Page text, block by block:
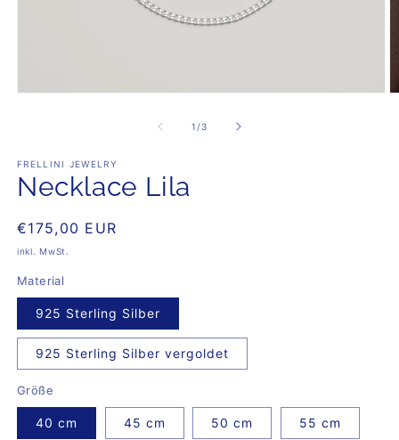
1 /von
3
FRELLINI JEWELRY
Necklace Lila
Normaler
Preis
€175,00 EUR
inkl. MwSt.
Material
925 Sterling Silber
925 Sterling Silber vergoldet
Größe
40 cm 45 cm 50 cm 55 cm